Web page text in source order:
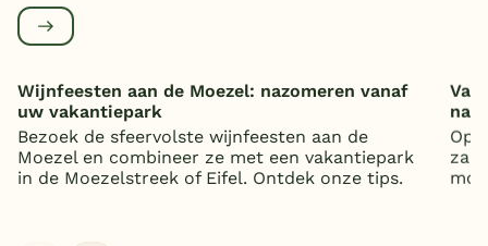
Wijnfeesten aan de Moezel: nazomeren vanaf
uw vakantiepark
Bezoek de sfeervolste wijnfeesten aan de
Moezel en combineer ze met een vakantiepark
in de Moezelstreek of Eifel. Ontdek onze tips.
Op